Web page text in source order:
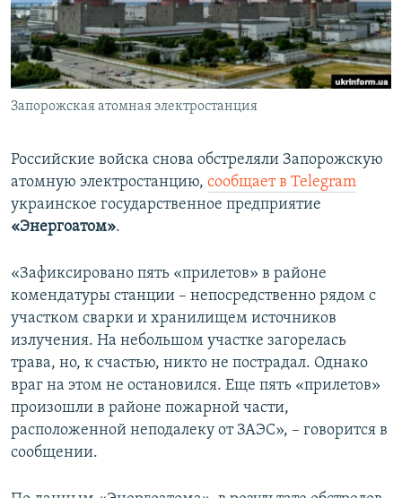
ПОБЕДИТЕЛЕЙ НЕ СУДЯТ?
КРЫМ.НЕПОКОРЕННЫЙ
ELIFBE
УКРАИНСКАЯ ПРОБЛЕМА КРЫМА
ПРИСОЕДИНЯЙТЕСЬ!
Запорожская атомная электростанция
Российские войска снова обстреляли Запорожскую
атомную электростанцию, сообщает в Telegram
украинское государственное предприятие
«Энергоатом».
«Зафиксировано пять «прилетов» в районе
комендатуры станции – непосредственно рядом с
участком сварки и хранилищем источников
излучения. На небольшом участке загорелась
трава, но, к счастью, никто не пострадал. Однако
враг на этом не остановился. Еще пять «прилетов»
произошли в районе пожарной части,
расположенной неподалеку от ЗАЭС», – говорится в
сообщении.